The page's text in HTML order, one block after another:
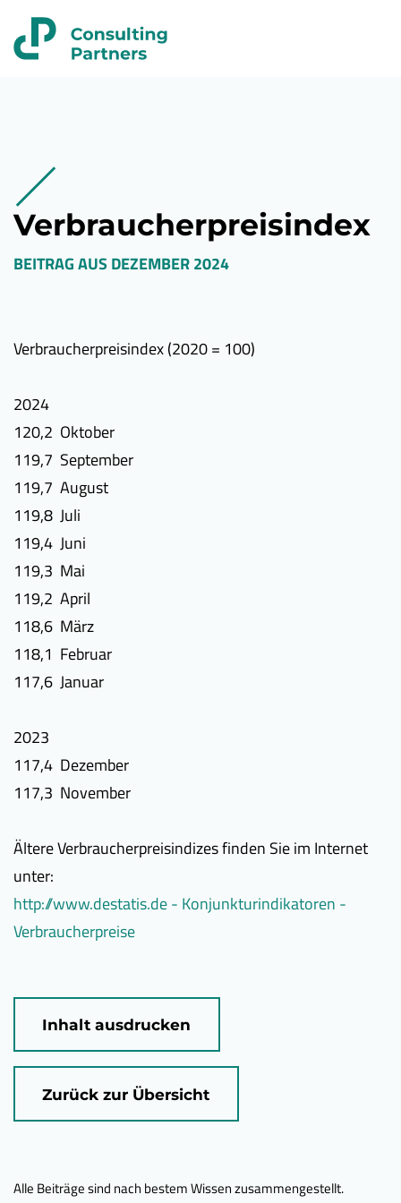
Verbraucherpreisindex
BEITRAG AUSDEZEMBER 2024
Verbraucherpreisindex (2020 = 100)
2024
120,2 Oktober
119,7 September
119,7 August
119,8 Juli
119,4 Juni
119,3 Mai
119,2 April
118,6 März
118,1 Februar
117,6 Januar
2023
117,4 Dezember
117,3 November
Ältere Verbraucherpreisindizes finden Sie im Internet
unter:
http://www.destatis.de - Konjunkturindikatoren -
Verbraucherpreise
Inhalt ausdrucken
Zurück zur Übersicht
Alle Beiträge sind nach bestem Wissen zusammengestellt.